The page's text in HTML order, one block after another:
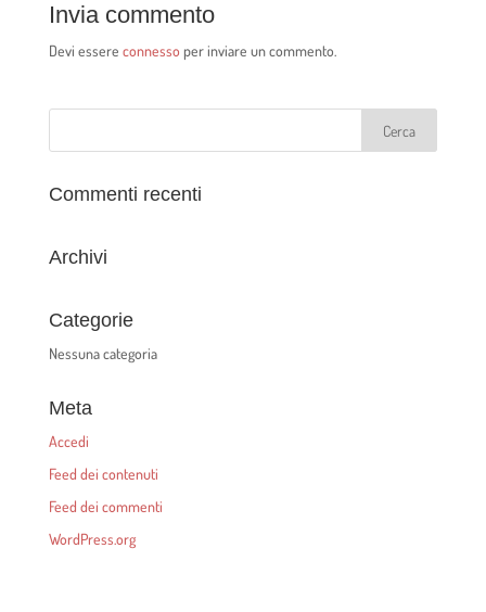
Invia commento
Devi essere connesso per inviare un commento.
Commenti recenti
Archivi
Categorie
Nessuna categoria
Meta
Accedi
Feed dei contenuti
Feed dei commenti
WordPress.org